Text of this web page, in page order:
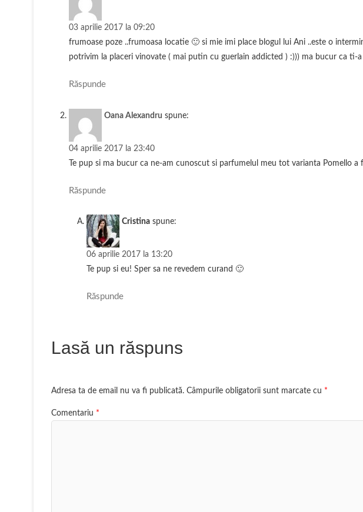
03 aprilie 2017 la 09:20
frumoase poze ..frumoasa locatie 🙂 si mie imi place blogul lui Ani ..este o
potrivim la placeri vinovate ( mai putin cu guerlain addicted ) :))) ma bucur ca ti-
Răspunde
Oana Alexandru spune:
04 aprilie 2017 la 23:40
Te pup si ma bucur ca ne-am cunoscut si parfumelul meu tot varianta Pomello a
Răspunde
Cristina spune:
06 aprilie 2017 la 13:20
Te pup si eu! Sper sa ne revedem curand 🙂
Răspunde
Lasă un răspuns
Adresa ta de email nu va fi publicată. Câmpurile obligatorii sunt marcate cu *
Comentariu *